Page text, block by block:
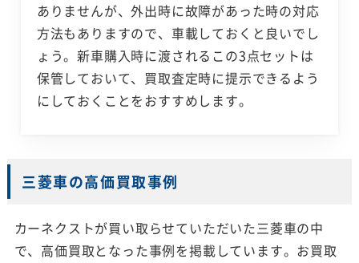
ありませんが、外出時に故障があった時の対応
方法もありますので、車載しておくと良いでし
ょう。新車購入時に渡されるこの3点セットは
保管しておいて、買取査定時に提示できるよう
にしておくことをおすすめします。
三菱車の高価買取事例
カーネクストが買い取らせていただいた三菱車の中
で、高価買取となった事例を掲載しています。お買取